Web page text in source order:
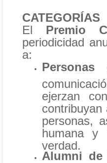
CATEGORÍAS
El Premio
periodicidad
a:
ejerzan
personas,
humana y
verdad.
Alumni